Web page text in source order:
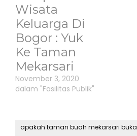
Wisata
Keluarga Di
Bogor : Yuk
Ke Taman
Mekarsari
November 3, 2020
dalam "Fasilitas Publik"
apakah taman buah mekarsari buka